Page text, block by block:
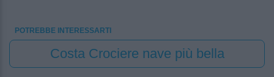
POTREBBE INTERESSARTI
Costa Crociere nave più bella